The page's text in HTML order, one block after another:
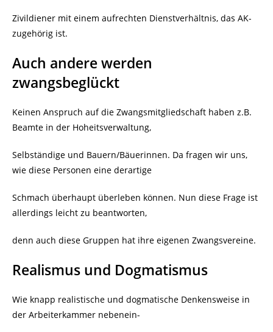
Zivildiener mit einem aufrechten Dienstverhältnis, das AK-
zugehörig ist.
Auch andere werden
zwangsbeglückt
Keinen Anspruch auf die Zwangsmitgliedschaft haben z.B.
Beamte in der Hoheitsverwaltung,
Selbständige und Bauern/Bäuerinnen. Da fragen wir uns,
wie diese Personen eine derartige
Schmach überhaupt überleben können. Nun diese Frage ist
allerdings leicht zu beantworten,
denn auch diese Gruppen hat ihre eigenen Zwangsvereine.
Realismus und Dogmatismus
Wie knapp realistische und dogmatische Denkensweise in
der Arbeiterkammer nebenein-